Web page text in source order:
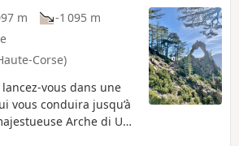
m
-1 095 m
Corse)
vous dans une
vous conduira jusqu’à
Arche di U